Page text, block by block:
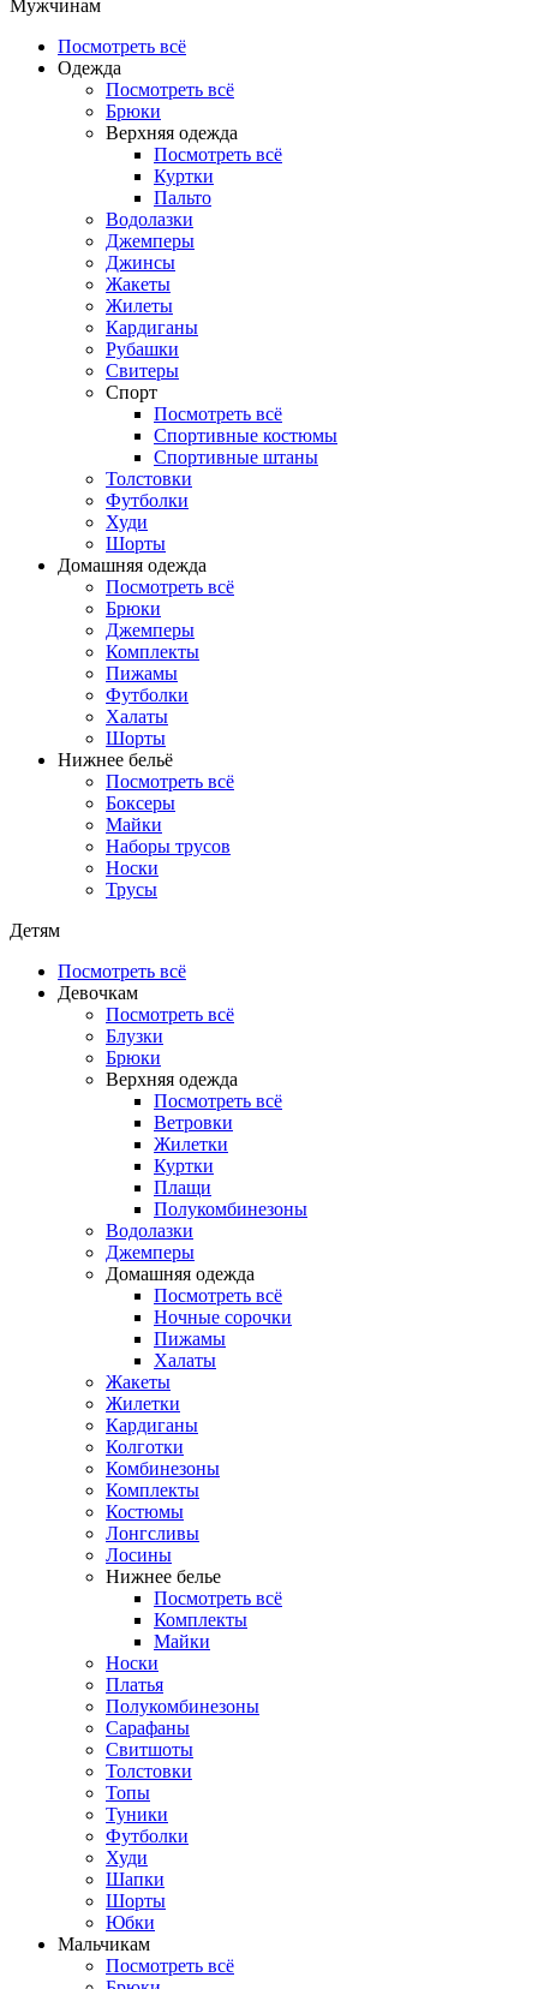
Мужчинам
Посмотреть всё
Одежда
Посмотреть всё
Брюки
Верхняя одежда
Посмотреть всё
Куртки
Пальто
Водолазки
Джемперы
Джинсы
Жакеты
Жилеты
Кардиганы
Рубашки
Свитеры
Спорт
Посмотреть всё
Спортивные костюмы
Спортивные штаны
Толстовки
Футболки
Худи
Шорты
Домашняя одежда
Посмотреть всё
Брюки
Джемперы
Комплекты
Пижамы
Футболки
Халаты
Шорты
Нижнее бельё
Посмотреть всё
Боксеры
Майки
Наборы трусов
Носки
Трусы
Детям
Посмотреть всё
Девочкам
Посмотреть всё
Блузки
Брюки
Верхняя одежда
Посмотреть всё
Ветровки
Жилетки
Куртки
Плащи
Полукомбинезоны
Водолазки
Джемперы
Домашняя одежда
Посмотреть всё
Ночные сорочки
Пижамы
Халаты
Жакеты
Жилетки
Кардиганы
Колготки
Комбинезоны
Комплекты
Костюмы
Лонгсливы
Лосины
Нижнее белье
Посмотреть всё
Комплекты
Майки
Носки
Платья
Полукомбинезоны
Сарафаны
Свитшоты
Толстовки
Топы
Туники
Футболки
Худи
Шапки
Шорты
Юбки
Мальчикам
Посмотреть всё